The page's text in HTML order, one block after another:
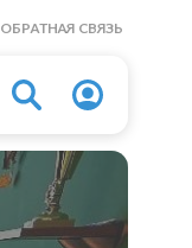
ОБРАТНАЯ СВЯЗЬ